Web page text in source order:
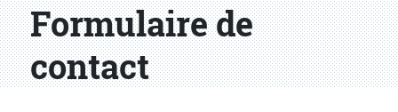
Formulaire de
contact